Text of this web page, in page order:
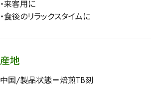
・来客用に
・食後のリラックスタイムに
産地
中国/製品状態＝焙煎TB刻